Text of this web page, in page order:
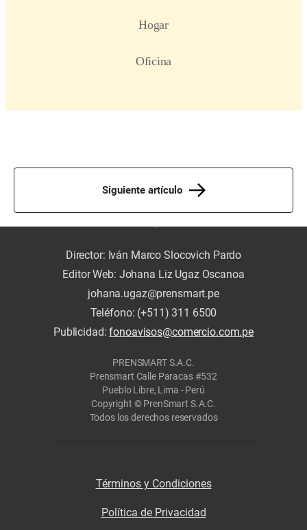
Siguiente artículo
Director: Iván Marco Slocovich Pardo
Editor Web: Johana Liz Ugaz Oscanoa
johana.ugaz@prensmart.pe
Teléfono: (+511) 311 6500
Publicidad:fonoavisos@comercio.com.pe
PRENSMART S.A.C.
Prensmart Calle Paracas #532
Pueblo Libre, Lima - Perú
Copyright © PrenSmart S.A.C.
Todos los derechos reservados
Términos y Condiciones
Política de Privacidad